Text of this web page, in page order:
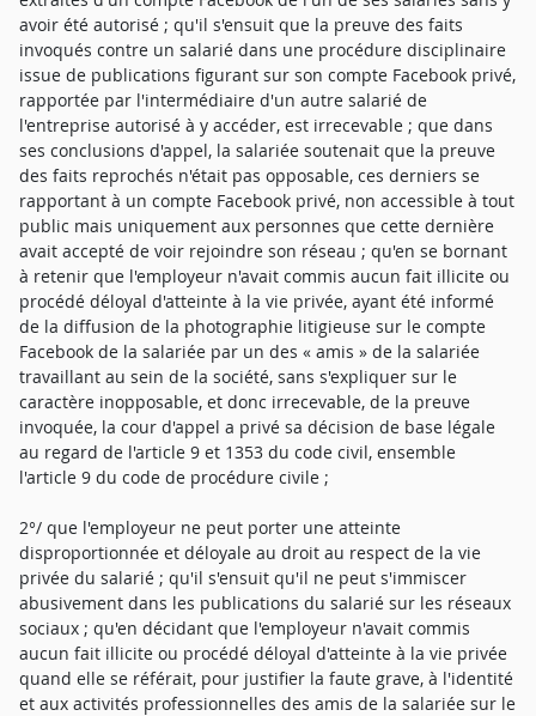
avoir été autorisé ; qu'il s'ensuit que la preuve des faits
invoqués contre un salarié dans une procédure disciplinaire
issue de publications figurant sur son compte Facebook privé,
rapportée par l'intermédiaire d'un autre salarié de
l'entreprise autorisé à y accéder, est irrecevable ; que dans
ses conclusions d'appel, la salariée soutenait que la preuve
des faits reprochés n'était pas opposable, ces derniers se
rapportant à un compte Facebook privé, non accessible à tout
public mais uniquement aux personnes que cette dernière
avait accepté de voir rejoindre son réseau ; qu'en se bornant
à retenir que l'employeur n'avait commis aucun fait illicite ou
procédé déloyal d'atteinte à la vie privée, ayant été informé
de la diffusion de la photographie litigieuse sur le compte
Facebook de la salariée par un des « amis » de la salariée
travaillant au sein de la société, sans s'expliquer sur le
caractère inopposable, et donc irrecevable, de la preuve
invoquée, la cour d'appel a privé sa décision de base légale
au regard de l'article 9 et 1353 du code civil, ensemble
l'article 9 du code de procédure civile ;
2°/ que l'employeur ne peut porter une atteinte
disproportionnée et déloyale au droit au respect de la vie
privée du salarié ; qu'il s'ensuit qu'il ne peut s'immiscer
abusivement dans les publications du salarié sur les réseaux
sociaux ; qu'en décidant que l'employeur n'avait commis
aucun fait illicite ou procédé déloyal d'atteinte à la vie privée
quand elle se référait, pour justifier la faute grave, à l'identité
et aux activités professionnelles des amis de la salariée sur le